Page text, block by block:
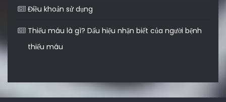
Điều khoản sử dụng
Thiếu máu là gì? Dấu hiệu nhận biết của người bệnh
thiếu máu